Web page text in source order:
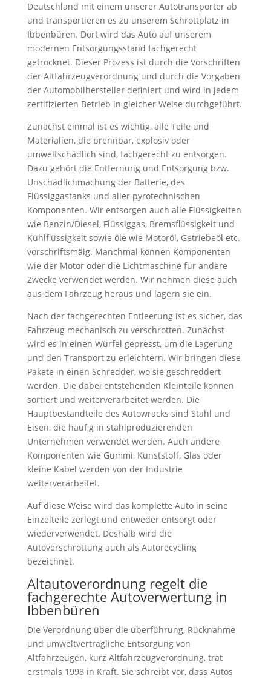
Deutschland mit einem unserer Autotransporter ab
und transportieren es zu unserem Schrottplatz in
Ibbenbüren. Dort wird das Auto auf unserem
modernen Entsorgungsstand fachgerecht
getrocknet. Dieser Prozess ist durch die Vorschriften
der Altfahrzeugverordnung und durch die Vorgaben
der Automobilhersteller definiert und wird in jedem
zertifizierten Betrieb in gleicher Weise durchgeführt.
Zunächst einmal ist es wichtig, alle Teile und
Materialien, die brennbar, explosiv oder
umweltschädlich sind, fachgerecht zu entsorgen.
Dazu gehört die Entfernung und Entsorgung bzw.
Unschädlichmachung der Batterie, des
Flüssiggastanks und aller pyrotechnischen
Komponenten. Wir entsorgen auch alle Flüssigkeiten
wie Benzin/Diesel, Flüssiggas, Bremsflüssigkeit und
Kühlflüssigkeit sowie öle wie Motoröl, Getriebeöl etc.
vorschriftsmäig. Manchmal können Komponenten
wie der Motor oder die Lichtmaschine für andere
Zwecke verwendet werden. Wir nehmen diese auch
aus dem Fahrzeug heraus und lagern sie ein.
Nach der fachgerechten Entleerung ist es sicher, das
Fahrzeug mechanisch zu verschrotten. Zunächst
wird es in einen Würfel gepresst, um die Lagerung
und den Transport zu erleichtern. Wir bringen diese
Pakete in einen Schredder, wo sie geschreddert
werden. Die dabei entstehenden Kleinteile können
sortiert und weiterverarbeitet werden. Die
Hauptbestandteile des Autowracks sind Stahl und
Eisen, die häufig in stahlproduzierenden
Unternehmen verwendet werden. Auch andere
Komponenten wie Gummi, Kunststoff, Glas oder
kleine Kabel werden von der Industrie
weiterverarbeitet.
Auf diese Weise wird das komplette Auto in seine
Einzelteile zerlegt und entweder entsorgt oder
wiederverwendet. Deshalb wird die
Autoverschrottung auch als Autorecycling
bezeichnet.
Altautoverordnung regelt die
fachgerechte Autoverwertung in
Ibbenbüren
Die Verordnung über die überführung, Rücknahme
und umweltverträgliche Entsorgung von
Altfahrzeugen, kurz Altfahrzeugverordnung, trat
erstmals 1998 in Kraft. Sie schreibt vor, dass Autos